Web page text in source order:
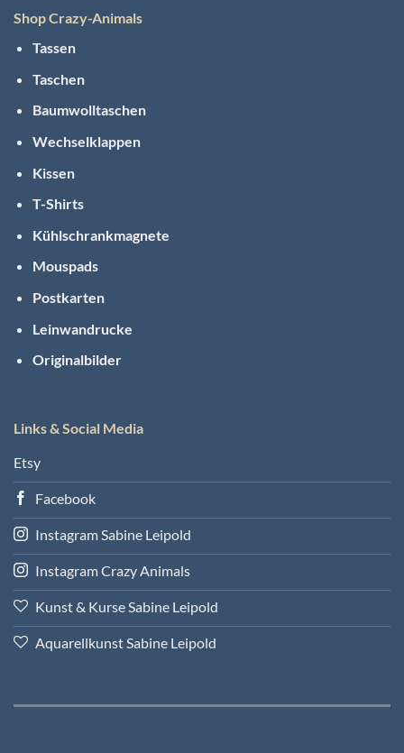
Shop Crazy-Animals
Tassen
Taschen
Baumwolltaschen
Wechselklappen
Kissen
T-Shirts
Kühlschrankmagnete
Mouspads
Postkarten
Leinwandrucke
Originalbilder
Links & Social Media
Etsy
Facebook
Instagram Sabine Leipold
Instagram Crazy Animals
Kunst & Kurse Sabine Leipold
Aquarellkunst Sabine Leipold